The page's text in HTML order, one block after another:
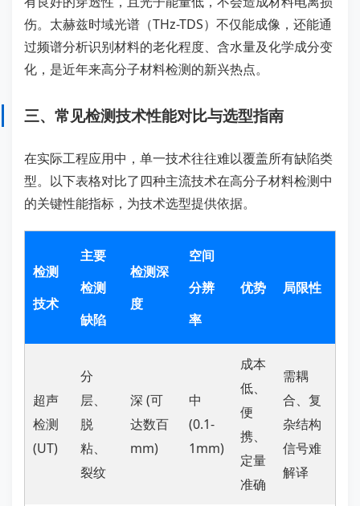
伤。太赫兹时域光谱（THz-TDS）不仅能成像，还能通
过频谱分析识别材料的老化程度、含水量及化学成分变
化，是近年来高分子材料检测的新兴热点。
三、常见检测技术性能对比与选型指南
在实际工程应用中，单一技术往往难以覆盖所有缺陷类
型。以下表格对比了四种主流技术在高分子材料检测中
的关键性能指标，为技术选型提供依据。
检测
技术
主要
检测
缺陷
检测深
度
空间
分辨
率
优势 局限性
超声
检测
(UT)
分
层、
脱
粘、
裂纹
深 (可
达数百
mm)
中
(0.1-
1mm)
成本
低、
便
携、
定量
准确
需耦
合、复
杂结构
信号难
解译